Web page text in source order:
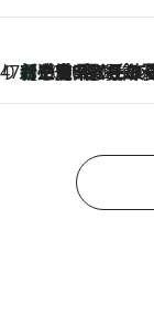
47都道府県の手みやげ ひんやりスイーツで
2026.8.6
【三重県】この夏絶対食べたい 冷やしておいしいおやつ3選 お餅×アイスの新感覚スイーツ